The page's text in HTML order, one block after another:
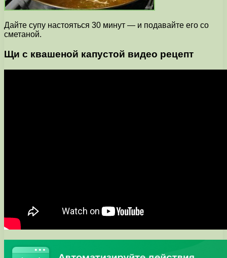
Дайте супу настояться 30 минут — и подавайте его со
сметаной.
Щи с квашеной капустой видео рецепт